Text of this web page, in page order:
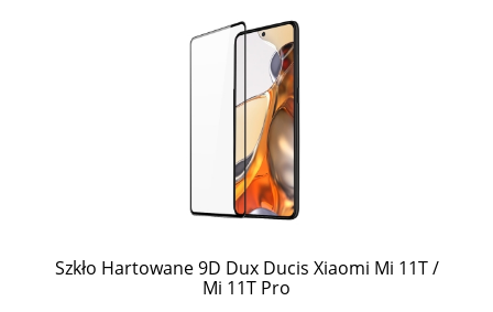
Szkło Hartowane 9D Dux Ducis Xiaomi Mi 11T /
Mi 11T Pro